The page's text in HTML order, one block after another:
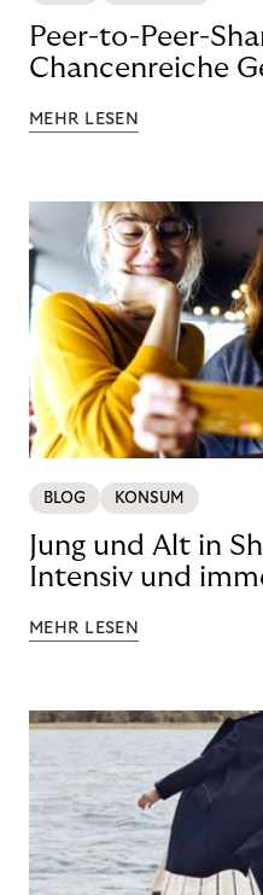
Peer-to-Peer-
Chancenreiche
MEHR LESEN
BLOG KONSUM
Jung und Alt in
Intensiv und
MEHR LESEN